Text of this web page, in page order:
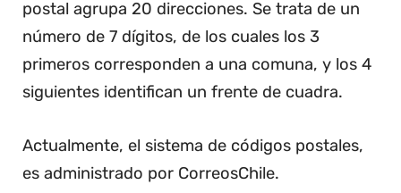
postal agrupa 20 direcciones. Se trata de un
número de 7 dígitos, de los cuales los 3
primeros corresponden a una comuna, y los 4
siguientes identifican un frente de cuadra.
Actualmente, el sistema de códigos postales,
es administrado por CorreosChile.